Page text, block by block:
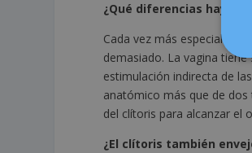
¿Qué diferencias hay
Cada vez más
demasiado. La vagina
estimulación indirecta de
anatómico más que de
del clítoris para alcanzar el
¿El clítoris también